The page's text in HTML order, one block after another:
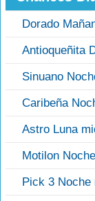
Dorado
Antioqueñita
Sinuano
Caribeña
Astro Luna
Motilon
Pick 3 Noche